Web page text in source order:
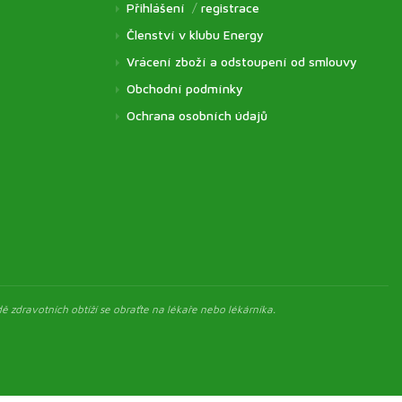
Přihlášení / registrace
Členství v klubu Energy
Vrácení zboží a odstoupení od smlouvy
Obchodní podmínky
Ochrana osobních údajů
zdravotních obtíží se obraťte na lékaře nebo lékárníka.